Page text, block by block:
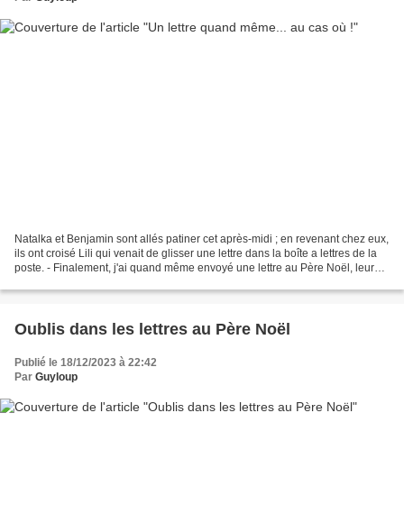
Natalka et Benjamin sont allés patiner cet après-midi ; en revenant chez eux,
ils ont croisé Lili qui venait de glisser une lettre dans la boîte a lettres de la
poste. - Finalement, j'ai quand même envoyé une lettre au Père Noël, leur
Oublis dans les lettres au Père Noël
Publié le 18/12/2023 à 22:42
Par Guyloup